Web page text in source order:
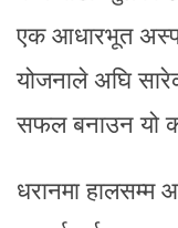
एक आधारभूत
योजनाले अघि
सफल बनाउन यो
धरानमा